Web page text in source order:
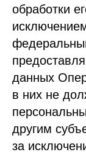
обработки
данных
в них не
другим
за